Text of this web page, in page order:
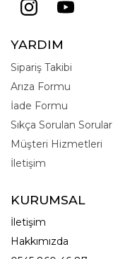
YARDIM
Sipariş Takibi
Arıza Formu
İade Formu
Sıkça Sorulan Sorular
Müşteri Hizmetleri
İletişim
KURUMSAL
İletişim
Hakkımızda